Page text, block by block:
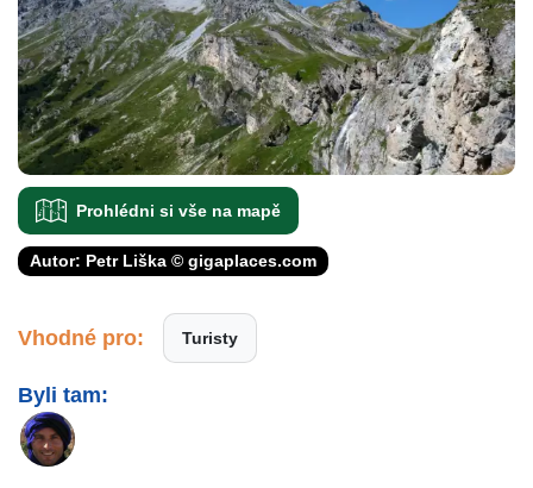
Prohlédni si vše na mapě
Autor: Petr Liška © gigaplaces.com
Vhodné pro: Turisty
Byli tam: